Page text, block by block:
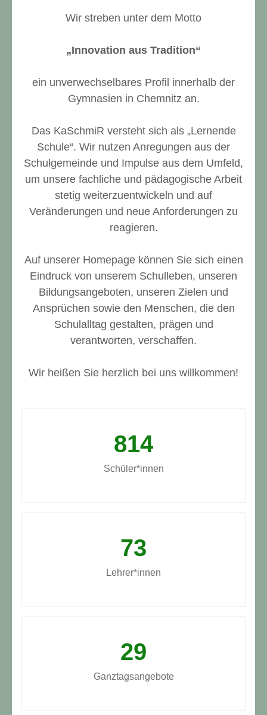
Wir streben unter dem Motto
„Innovation aus Tradition“
ein unverwechselbares Profil innerhalb der
Gymnasien in Chemnitz an.
Das KaSchmiR versteht sich als „Lernende
Schule“. Wir nutzen Anregungen aus der
Schulgemeinde und Impulse aus dem Umfeld,
um unsere fachliche und pädagogische Arbeit
stetig weiterzuentwickeln und auf
Veränderungen und neue Anforderungen zu
reagieren.
Auf unserer Homepage können Sie sich einen
Eindruck von unserem Schulleben, unseren
Bildungsangeboten, unseren Zielen und
Ansprüchen sowie den Menschen, die den
Schulalltag gestalten, prägen und
verantworten, verschaffen.
Wir heißen Sie herzlich bei uns willkommen!
814
Schüler*innen
73
Lehrer*innen
29
Ganztagsangebote